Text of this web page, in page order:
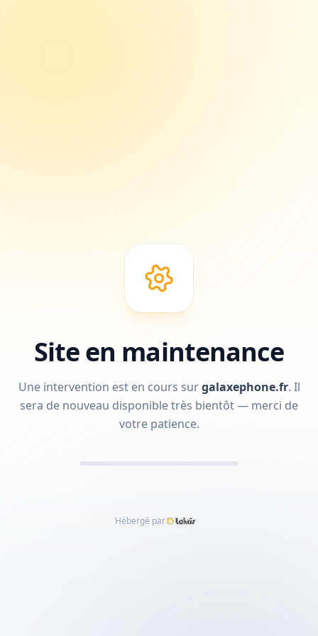
Site en maintenance
Une intervention est en cours surgalaxephone.fr. Il
sera de nouveau disponible très bientôt — merci de
votre patience.
Hébergé par